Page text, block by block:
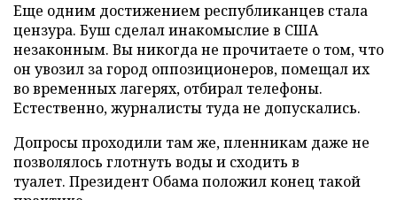
Еще одним достижением республиканцев стала
цензура. Буш сделал инакомыслие в США
незаконным. Вы никогда не прочитаете о том, что
он увозил за город оппозиционеров, помещал их
во временных лагерях, отбирал телефоны.
Естественно, журналисты туда не допускались.
Допросы проходили там же, пленникам даже не
позволялось глотнуть воды и сходить в
туалет. Президент Обама положил конец такой